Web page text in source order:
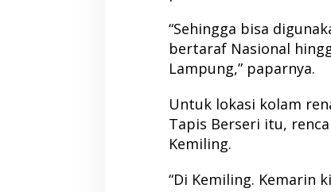
“Sehingga bisa
bertaraf Nasional
Lampung,” paparnya.
Untuk lokasi kolam
Tapis Berseri itu,
Kemiling.
“Di Kemiling. Kemarin